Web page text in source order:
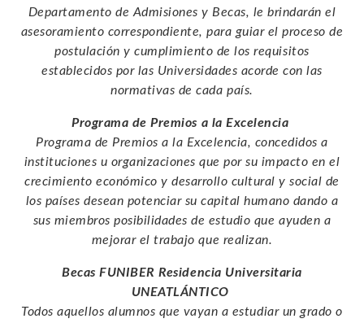
Departamento de Admisiones y Becas, le brindarán el
asesoramiento correspondiente, para guiar el proceso de
postulación y cumplimiento de los requisitos
establecidos por las Universidades acorde con las
normativas de cada país.
Programa de Premios a la Excelencia
Programa de Premios a la Excelencia, concedidos a
instituciones u organizaciones que por su impacto en el
crecimiento económico y desarrollo cultural y social de
los países desean potenciar su capital humano dando a
sus miembros posibilidades de estudio que ayuden a
mejorar el trabajo que realizan.
Becas FUNIBER Residencia Universitaria
UNEATLÁNTICO
Todos aquellos alumnos que vayan a estudiar un grado o